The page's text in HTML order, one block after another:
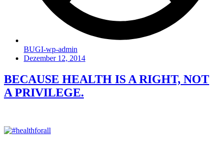
BUGI-wp-admin
Dezember 12, 2014
BECAUSE HEALTH IS A RIGHT, NOT
A PRIVILEGE.